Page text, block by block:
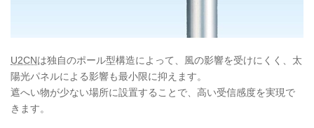
U2CNは独自のポール型構造によって、風の影響を受けにくく、太
陽光パネルによる影響も最小限に抑えます。
遮へい物が少ない場所に設置することで、高い受信感度を実現で
きます。